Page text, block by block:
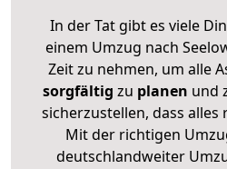
In der Tat gibt es viele
einem Umzug nach
Zeit zu nehmen, um alle
sorgfältig zu planen und
sicherzustellen, dass
Mit der richtigen
deutschlandweiter